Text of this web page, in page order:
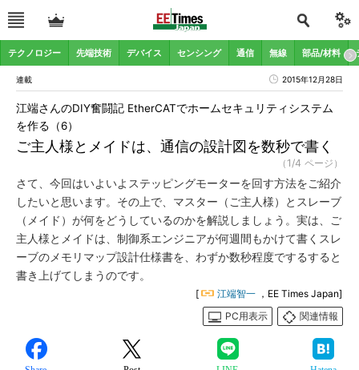
テクノロジー 先端技術 デバイス センシング 通信 無線 部品/材料
連載 2015年12月28日
ご主人様とメイドは、通信の設計図を数秒で書く
江端さんのDIY奮闘記 EtherCATでホームセキュリティシステム
を作る（6）
（1/4 ページ）
さて、今回はいよいよステッピングモーターを回す方法をご紹介
したいと思います。その上で、マスター（ご主人様）とスレーブ
（メイド）が何をどうしているのかを解説しましょう。実は、ご
主人様とメイドは、制御系エンジニアが何週間もかけて書くスレ
ーブのメモリマップ設計仕様書を、わずか数秒程度でするすると
書き上げてしまうのです。
[ 江端智一 ，EE Times Japan]
PC用表示
関連情報